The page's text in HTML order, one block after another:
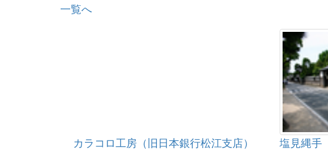
一覧へ
カラコロ工房（旧日本銀行松江支店） 塩見縄手